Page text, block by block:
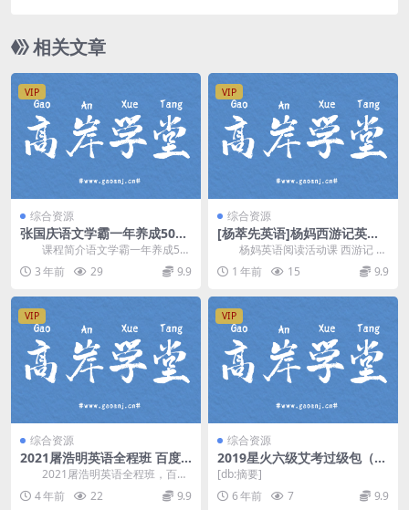
相关文章
VIP
综合资源
张国庆语文学霸一年养成50讲
(1-4年级)百度网盘云
课程简介语文学霸一年养成50
讲视频课程，由 张国庆 讲课，以统
编版历史课本为...
3 年前 29 9.9
VIP
综合资源
[杨萃先英语]杨妈西游记英文
漫画版阅读课 百度网盘分享
杨妈英语阅读活动课 西游记 英
语课堂,演绎神话经典，适用范围：
全年龄段。海量...
1 年前 15 9.9
VIP
综合资源
2021屠浩明英语全程班 百度
网盘分享
2021屠浩明英语全程班，百度
网盘英语学习课程48.2G高清视
频。 资源目...
4 年前 22 9.9
VIP
综合资源
2019星火六级艾考过级包（高
清视频）百度网盘
[db:摘要]
6 年前
7 9.9